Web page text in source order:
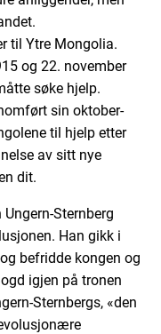
til Ytre Mongolia.
og 22. november
søke hjelp.
sin oktober-
til hjelp etter
av sitt nye
dit.
Sternberg
Han gikk i
befridde kongen og
igjen på tronen
Sternbergs, «den